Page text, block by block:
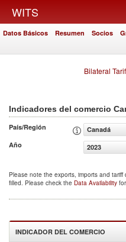
WITS
Datos Básicos Resumen Socios
Bilateral
Indicadores del comercio
País/Región
Canadá
Año
2023
Please note the exports, imports and
filled. Please check the Data Availability
INDICADOR DEL COMERCIO